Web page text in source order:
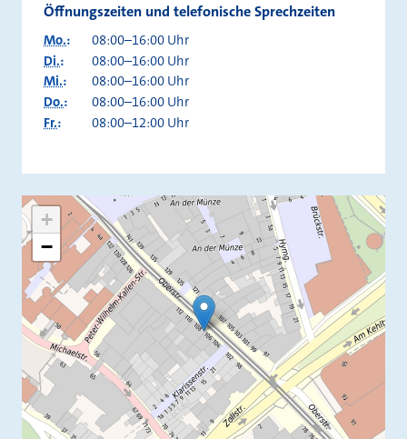
Öffnungszeiten und telefonische Sprechzeiten
Mo.:
08:00–16:00 Uhr
Di.:
08:00–16:00 Uhr
Mi.:
08:00–16:00 Uhr
Do.:
08:00–16:00 Uhr
Fr.: 08:00–12:00 Uhr
+
−